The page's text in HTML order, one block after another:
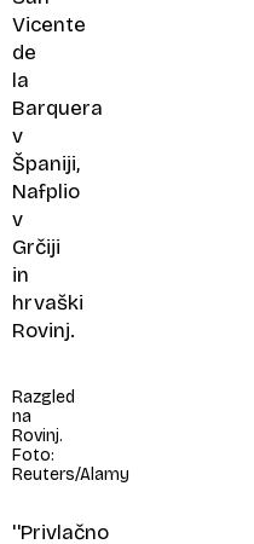
Vicente
de
la
Barquera
v
Španiji,
Nafplio
v
Grčiji
in
hrvaški
Rovinj.
Razgled
na
Rovinj.
Foto:
Reuters/Alamy
''Privlačno